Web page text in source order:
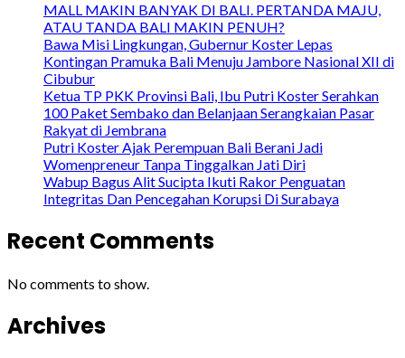
MALL MAKIN BANYAK DI BALI. PERTANDA MAJU,
ATAU TANDA BALI MAKIN PENUH?
Bawa Misi Lingkungan, Gubernur Koster Lepas
Kontingan Pramuka Bali Menuju Jambore Nasional XII di
Cibubur
Ketua TP PKK Provinsi Bali, Ibu Putri Koster Serahkan
100 Paket Sembako dan Belanjaan Serangkaian Pasar
Rakyat di Jembrana
Putri Koster Ajak Perempuan Bali Berani Jadi
Womenpreneur Tanpa Tinggalkan Jati Diri
Wabup Bagus Alit Sucipta Ikuti Rakor Penguatan
Integritas Dan Pencegahan Korupsi Di Surabaya
Recent Comments
No comments to show.
Archives